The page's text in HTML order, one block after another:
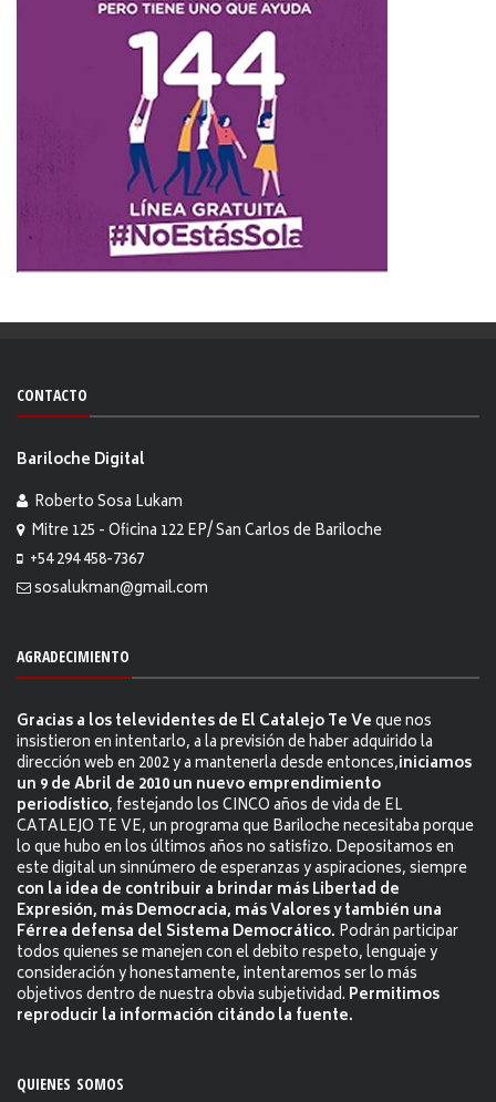
CONTACTO
Bariloche Digital
Roberto Sosa Lukam
Mitre 125 - Oficina 122 EP/ San Carlos de Bariloche
+54 294 458-7367
sosalukman@gmail.com
AGRADECIMIENTO
Gracias a los televidentes de El Catalejo Te Veque nos
insistieron en intentarlo, a la previsión de haber adquirido la
dirección web en 2002 y a mantenerla desde entonces,iniciamos
un 9 de Abril de 2010 un nuevo emprendimiento
periodístico, festejando los CINCO años de vida de EL
CATALEJO TE VE, un programa que Bariloche necesitaba porque
lo que hubo en los últimos años no satisfizo. Depositamos en
este digital un sinnúmero de esperanzas y aspiraciones, siempre
con la idea de contribuir a brindar más Libertad de
Expresión, más Democracia, más Valores y también una
Férrea defensa del Sistema Democrático. Podrán participar
todos quienes se manejen con el debito respeto, lenguaje y
consideración y honestamente, intentaremos ser lo más
objetivos dentro de nuestra obvia subjetividad. Permitimos
reproducir la información citándo la fuente.
QUIENES SOMOS